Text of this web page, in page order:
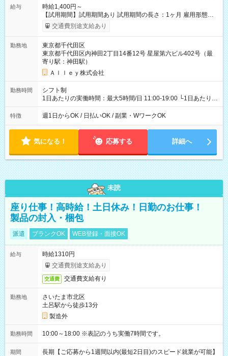
給与
時給1,400円～
【試用期間】試用期間あり 試用期間の長さ：1ヶ月 雇用形態、
給与は本採用時と同じです。
交通費別途支給あり
勤務地
東京都千代田区
東京都千代田区内神田2丁目14番12号 星屋第六ビル402号（最
寄り駅：神田駅）
Ａｌｌｅｙ株式会社
勤務時間
シフト制
1日あたりの実働時間：最大5時間/日 11:00-19:00 └1日あたりの
実働時間：1-5時間 └上記の時間帯内であれば、いつでも勤務可
能！ └平日・土曜日の中で、お好きな曜日でご勤務いただけま
18:00 などのように、自由な働き方が可能なお仕事です！
特徴 週1日からOK / 日払いOK / 副業・WワークOK
気になる！ 応募する 詳細へ
未読
座り仕事！高時給！土日休み！日勤のお仕事！
製品の封入・梱包
派遣 ブランクOK WEB登録・面接OK
給与
時給1310円
交通費別途支給あり
交通費 交通費支給有り
勤務地
さいたま市北区
土呂駅から徒歩13分
製造外
勤務時間 10:00～18:00 ※表記のうち実働7時間です。
期間
長期【ご応募から1週間以内(最短2日目)のスピード就業が可能】